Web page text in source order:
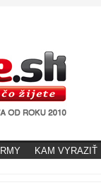
KAM VYRAZIŤ